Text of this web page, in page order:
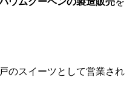
のスイーツとして営業され